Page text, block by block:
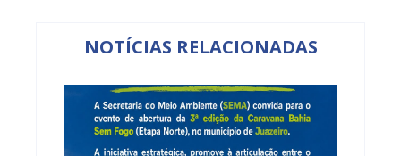
NOTÍCIAS RELACIONADAS